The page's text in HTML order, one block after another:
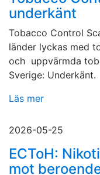
underkänt
Tobacco Control
länder lyckas med
och uppvärmda
Sverige: Underkänt.
Läs mer
2026-05-25
ECToH:
mot